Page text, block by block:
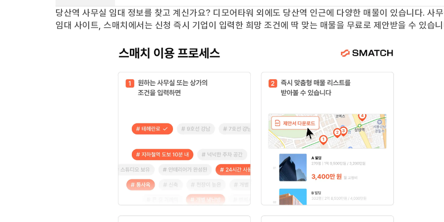
당산역 사무실 임대 정보를 찾고 계신가요? 디모어타워 외에도 당산역 인근에 다양한 매물이 있습니다. 사
임대 사이트, 스매치에서는 신청 즉시 기업이 입력한 희망 조건에 딱 맞는 매물을 무료로 제안받을 수 있습